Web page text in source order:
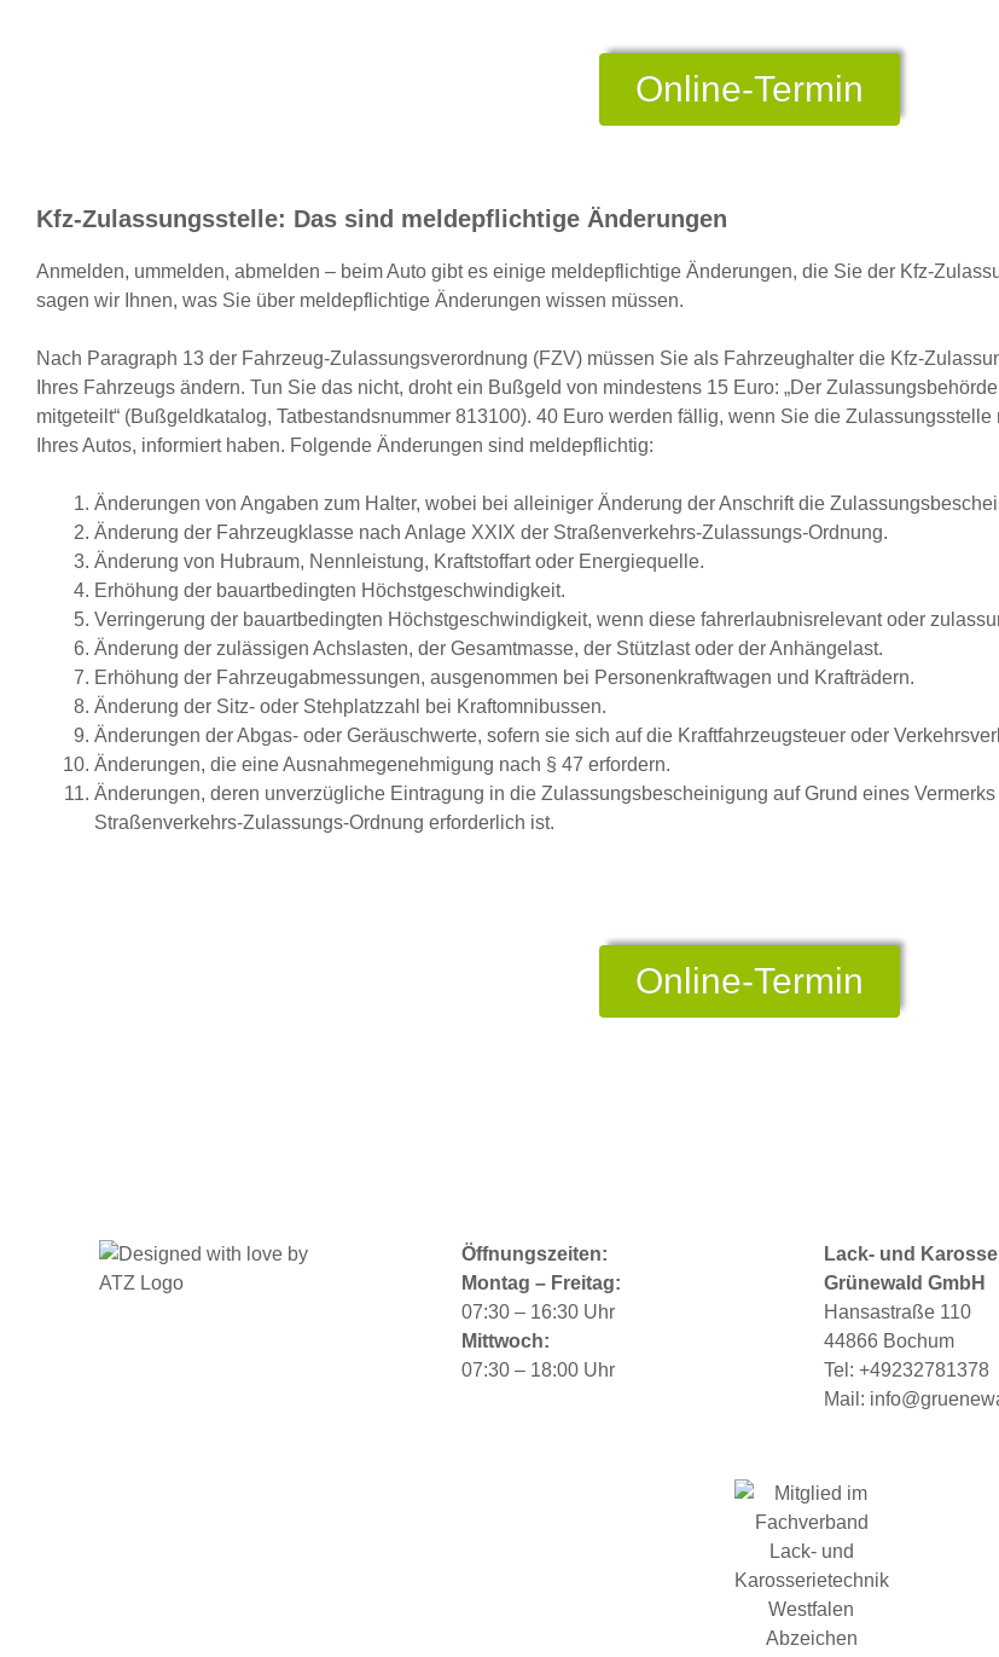
Online-Termin
Kfz-Zulassungsstelle: Das sind meldepflichtige Änderungen
Anmelden, ummelden, abmelden – beim Auto gibt es einige meldepflichtige Änderungen, die Sie der Kfz-
sagen wir Ihnen, was Sie über meldepflichtige Änderungen wissen müssen.
Nach Paragraph 13 der Fahrzeug-Zulassungsverordnung (FZV) müssen Sie als Fahrzeughalter die Kfz-
Ihres Fahrzeugs ändern. Tun Sie das nicht, droht ein Bußgeld von mindestens 15 Euro: „Der
mitgeteilt“ (Bußgeldkatalog, Tatbestandsnummer 813100). 40 Euro werden fällig, wenn Sie die
Ihres Autos, informiert haben. Folgende Änderungen sind meldepflichtig:
Änderungen von Angaben zum Halter, wobei bei alleiniger Änderung der Anschrift die
Änderung der Fahrzeugklasse nach Anlage XXIX der Straßenverkehrs-Zulassungs-Ordnung.
Änderung von Hubraum, Nennleistung, Kraftstoffart oder Energiequelle.
Erhöhung der bauartbedingten Höchstgeschwindigkeit.
Verringerung der bauartbedingten Höchstgeschwindigkeit, wenn diese fahrerlaubnisrelevant oder
Änderung der zulässigen Achslasten, der Gesamtmasse, der Stützlast oder der Anhängelast.
Erhöhung der Fahrzeugabmessungen, ausgenommen bei Personenkraftwagen und Krafträdern.
Änderung der Sitz- oder Stehplatzzahl bei Kraftomnibussen.
Änderungen der Abgas- oder Geräuschwerte, sofern sie sich auf die Kraftfahrzeugsteuer oder
Änderungen, die eine Ausnahmegenehmigung nach § 47 erfordern.
Änderungen, deren unverzügliche Eintragung in die Zulassungsbescheinigung auf Grund eines
Straßenverkehrs-Zulassungs-Ordnung erforderlich ist.
Online-Termin
Öffnungszeiten:
Montag – Freitag:
07:30 – 16:30 Uhr
Mittwoch:
07:30 – 18:00 Uhr
Lack- und
Grünewald GmbH
Hansastraße 110
44866 Bochum
Tel: +49232781378
Mail: